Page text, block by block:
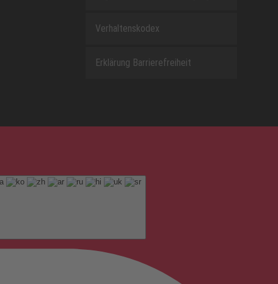
Verhaltenskodex
Erklärung Barrierefreiheit